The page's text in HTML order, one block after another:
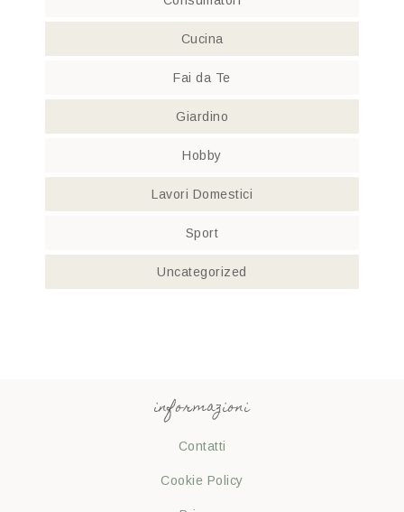
Cucina
Fai da Te
Giardino
Hobby
Lavori Domestici
Sport
Uncategorized
informazioni
Contatti
Cookie Policy